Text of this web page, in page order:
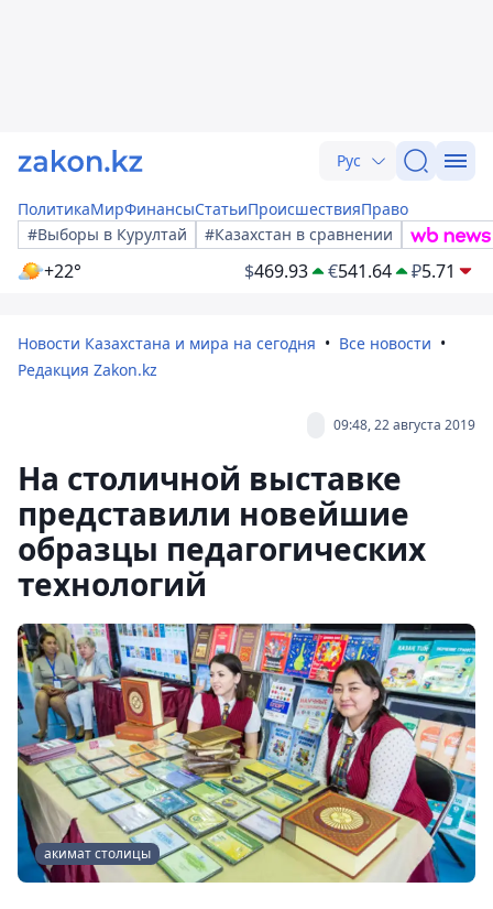
Рус
ПолитикаМирФинансыСтатьиПроисшествияПраво
#Выборы в Курултай
#Казахстан в сравнении
+22° $469.93 €541.64 ₽5.71
Новости Казахстана и мира на сегодня
Все новости
Редакция Zakon.kz
09:48, 22 августа 2019
На столичной выставке
представили новейшие
образцы педагогических
технологий
акимат столицы